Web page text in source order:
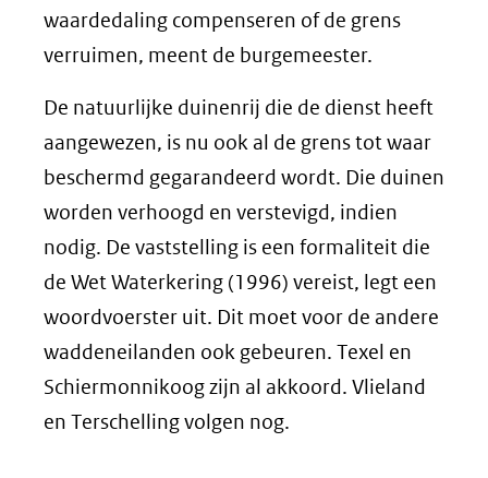
waardedaling compenseren of de grens
verruimen, meent de burgemeester.
De natuurlijke duinenrij die de dienst heeft
aangewezen, is nu ook al de grens tot waar
beschermd gegarandeerd wordt. Die duinen
worden verhoogd en verstevigd, indien
nodig. De vaststelling is een formaliteit die
de Wet Waterkering (1996) vereist, legt een
woordvoerster uit. Dit moet voor de andere
waddeneilanden ook gebeuren. Texel en
Schiermonnikoog zijn al akkoord. Vlieland
en Terschelling volgen nog.